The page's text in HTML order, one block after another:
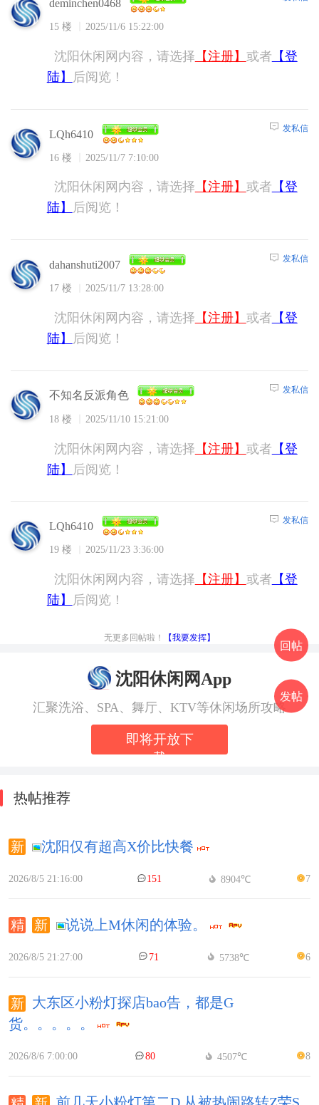
deminchen0468
15 楼 2025/11/6 15:22:00
沈阳休闲网内容，请选择 【注册】 或者 【登
陆】
后阅览！
LQh6410
16 楼 2025/11/7 7:10:00
发私信
沈阳休闲网内容，请选择 【注册】 或者 【登
陆】
后阅览！
dahanshuti2007
17 楼 2025/11/7 13:28:00
发私信
沈阳休闲网内容，请选择 【注册】 或者 【登
陆】
后阅览！
不知名反派角色
18 楼 2025/11/10 15:21:00
发私信
沈阳休闲网内容，请选择 【注册】 或者 【登
陆】
后阅览！
LQh6410
19 楼 2025/11/23 3:36:00
发私信
沈阳休闲网内容，请选择 【注册】 或者 【登
陆】
后阅览！
无更多回帖啦！ 【我要发挥】
沈阳休闲网App
汇聚洗浴、SPA、舞厅、KTV等休闲场所攻略
即将开放下
载
热帖推荐
沈阳仅有超高X价比快餐
2026/8/5 21:16:00 151 8904℃ 7
说说上M休闲的体验。
2026/8/5 21:27:00 71 5738℃ 6
大东区小粉灯探店bao告，都是G
货。。。。。
2026/8/6 7:00:00 80 4507℃ 8
回帖
发帖